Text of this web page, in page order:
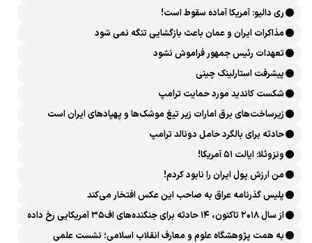
ری دالیو: آمریکا آماده سقوط است!
مذاکرات ایران و عمان باعث بازگشایی تنگه نمی شود
تعهدات رئیس جمهور فراموش نشود
پیشرفت ‏استارلینک چینی
شکست کاندید مورد حمایت ترامپ
زیرساخت‌های برق امارات زیر تیغ موشک‌ها و پهپادهای ایران است
حادثه برای بالگرد حامل دونالد ترامپ
ونزوئلا: ایالت ۵۱ آمریکا!
من ارزش پول ایران را نابود کردم!
پلیس گذرنامه عراق به صاحب این عکس افتخار می‌کند
از سال ۲۰۱۸ تاکنون، ۱۴ حادثه برای جنگنده‌های اف۳۵ آمریکایی رخ داده
است
به همت پژوهشگاه علوم و معارف انقلاب اسلامی؛ نشست علمی